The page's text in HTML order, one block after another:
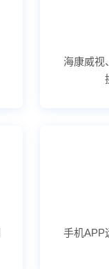
海康威视
手机APP